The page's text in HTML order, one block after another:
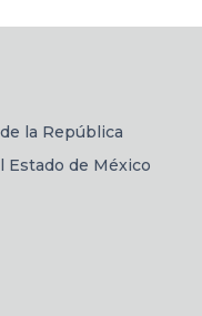
la República
Estado de México